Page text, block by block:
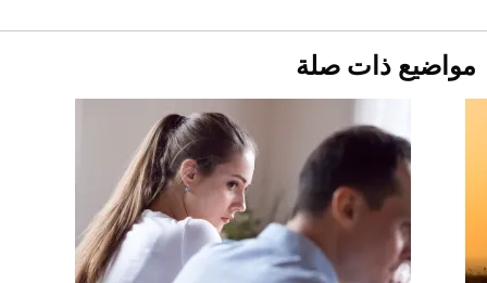
أقصر يوم في 2026 يقترب.. ماذا يحدث في
دوران الأرض؟
2026-07-25
Comeback" في جدة (فيديو)
مواضيع ذات صلة